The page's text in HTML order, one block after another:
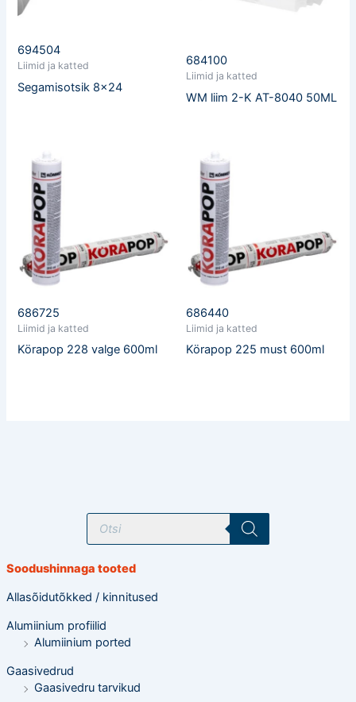
T
o
t
o
t
s
i
n
g
Soodushinnaga tooted
Allasõidutõkked / kinnitused
Alumiinium profiilid
Alumiinium ported
Gaasivedrud
Gaasivedru tarvikud
694504
Liimid ja katted
Segamisotsik 8×24
684100
Liimid ja katted
WM liim 2-K AT-8040 50ML
686725
Liimid ja katted
Körapop 228 valge 600ml
686440
Liimid ja katted
Körapop 225 must 600ml